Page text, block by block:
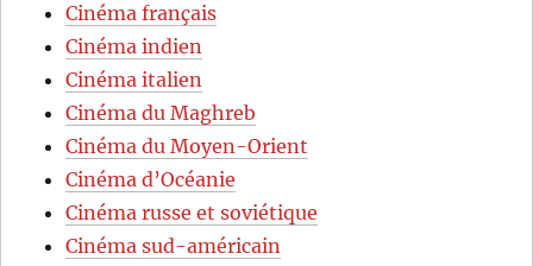
Cinéma français
Cinéma indien
Cinéma italien
Cinéma du Maghreb
Cinéma du Moyen-Orient
Cinéma d’Océanie
Cinéma russe et soviétique
Cinéma sud-américain